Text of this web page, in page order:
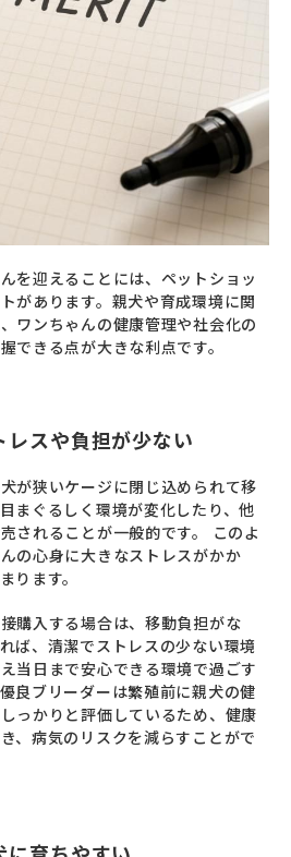
を迎えることには、ペットショッ
があります。親犬や育成環境に関
ワンちゃんの健康管理や社会化の
できる点が大きな利点です。
スや負担が少ない
が狭いケージに閉じ込められて移
まぐるしく環境が変化したり、他
されることが一般的です。 このよ
の心身に大きなストレスがかか
ります。
購入する場合は、移動負担がな
ば、清潔でストレスの少ない環境
当日まで安心できる環境で過ごす
良ブリーダーは繁殖前に親犬の健
っかりと評価しているため、健康
、病気のリスクを減らすことがで